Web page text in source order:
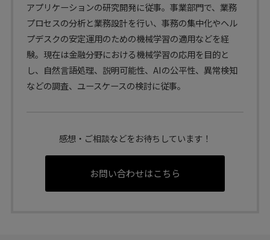
アプリケーションの研究開発に従事。事業部門で、業務
プロセスの分析と業務設計を行い、事務の集中化やヘル
プデスクの安定運用のための機械学習の適用などを経
験。現在は金融分野における機械学習の応用を目的と
し、自然言語処理、説明可能性、AIの公平性、異常検知
などの調査、ユースケースの検討に従事。
感想・ご相談などをお待ちしています！
お問い合わせはこちら